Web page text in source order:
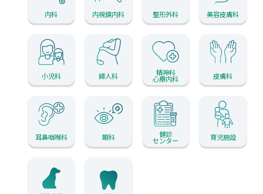
内科 内視鏡内科 整形外科 美容皮膚科
小児科 婦人科 精神科
心療内科 皮膚科
耳鼻咽喉科 眼科 健診
センター 育児施設